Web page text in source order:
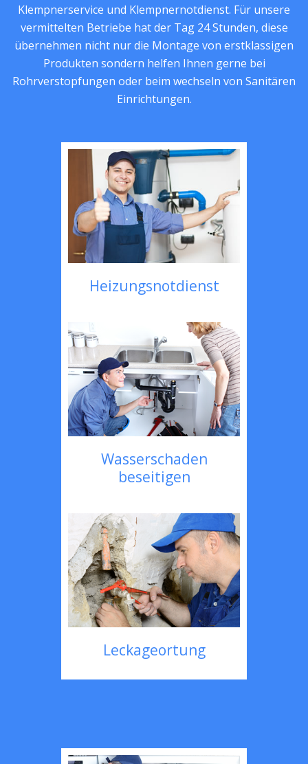
Klempnerservice und Klempnernotdienst. Für unsere
vermittelten Betriebe hat der Tag 24 Stunden, diese
übernehmen nicht nur die Montage von erstklassigen
Produkten sondern helfen Ihnen gerne bei
Rohrverstopfungen oder beim wechseln von Sanitären
Einrichtungen.
Heizungsnotdienst
Wasserschaden
beseitigen
Leckageortung